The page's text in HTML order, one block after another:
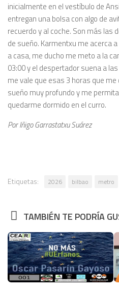
inicialmente en el vestíbulo de
entregan una bolsa con algo de
recuerdo y al coche. Son más las
de sueño. Karmentxu me acerca
a casa, me ducho me meto a la
03:00 y el despertador suena a
me vale que esas 3 horas que
sueño muy profundo y me
quedarme dormido en el curro.
Por Iñigo Garrastatxu Suárez
Etiquetas: 2026 bilbao metro
TAMBIÉN TE PODRÍA